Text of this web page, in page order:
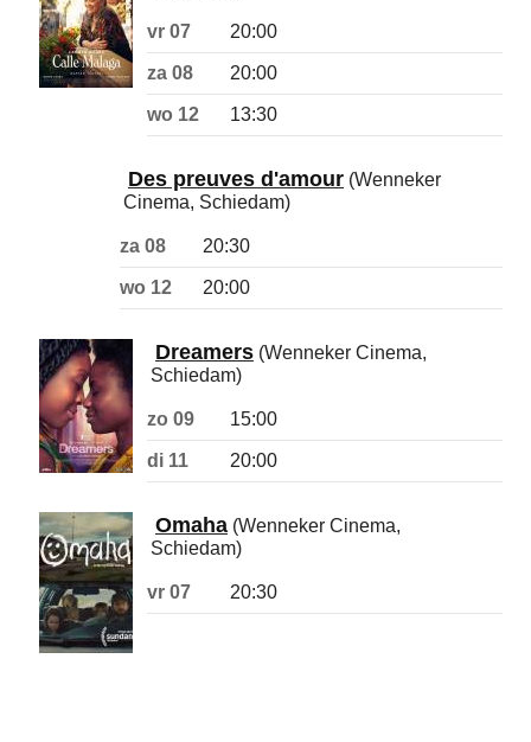
vr 07 20:00
za 08 20:00
wo 12 13:30
Des preuves d'amour (Wenneker
Cinema, Schiedam)
za 08 20:30
wo 12 20:00
Dreamers (Wenneker Cinema,
Schiedam)
zo 09 15:00
di 11 20:00
Omaha (Wenneker Cinema,
Schiedam)
vr 07 20:30